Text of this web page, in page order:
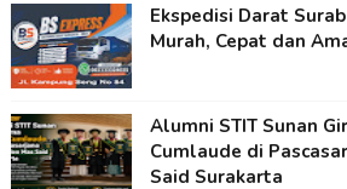
Ekspedisi Darat
Murah, Cepat dan
Alumni STIT Sunan
Cumlaude di
Said Surakarta